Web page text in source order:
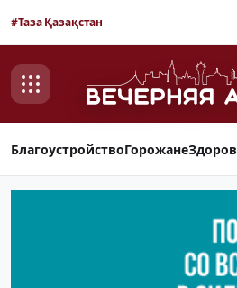
#Таза Қазақстан
БлагоустройствоГорожане